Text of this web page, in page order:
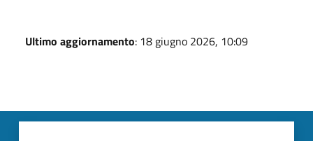
Ultimo aggiornamento: 18 giugno 2026, 10:09